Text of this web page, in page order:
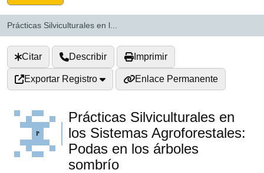
Prácticas Silviculturales en l...
Citar Describir Imprimir
Exportar Registro Enlace Permanente
Prácticas Silviculturales en
los Sistemas Agroforestales:
Podas en los árboles
sombrío